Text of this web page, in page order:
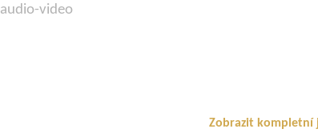
audio-video
Zobrazit kompletní